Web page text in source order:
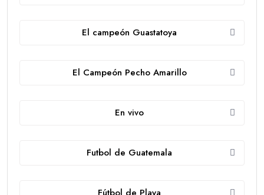
El campeón Guastatoya
El Campeón Pecho Amarillo
En vivo
Futbol de Guatemala